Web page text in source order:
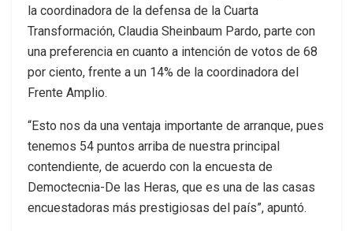
la coordinadora de la defensa de la Cuarta
Transformación, Claudia Sheinbaum Pardo, parte con
una preferencia en cuanto a intención de votos de 68
por ciento, frente a un 14% de la coordinadora del
Frente Amplio.
“Esto nos da una ventaja importante de arranque, pues
tenemos 54 puntos arriba de nuestra principal
contendiente, de acuerdo con la encuesta de
Democtecnia-De las Heras, que es una de las casas
encuestadoras más prestigiosas del país”, apuntó.